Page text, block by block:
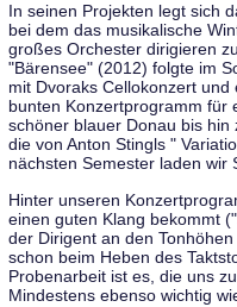
In seinen Projekten legt sich
bei dem das musikalische
großes Orchester dirigieren
"Bärensee" (2012) folgte im
mit Dvoraks Cellokonzert
bunten Konzertprogramm für
schöner blauer Donau bis
die von Anton Stingls "
nächsten Semester laden wir
Hinter unseren
einen guten Klang bekommt
der Dirigent an den
schon beim Heben des
Probenarbeit ist es, die uns
Mindestens ebenso wichtig